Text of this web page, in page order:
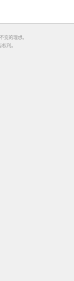
变的理想。
利。